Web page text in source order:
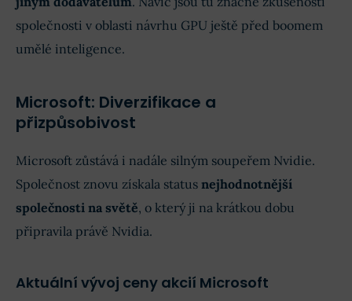
společnosti v oblasti návrhu GPU ještě před boomem
umělé inteligence.
Microsoft: Diverzifikace a
přizpůsobivost
Microsoft zůstává i nadále silným soupeřem Nvidie.
Společnost znovu získala status nejhodnotnější
společnosti na světě, o který ji na krátkou dobu
připravila právě Nvidia.
Aktuální vývoj ceny akcií Microsoft